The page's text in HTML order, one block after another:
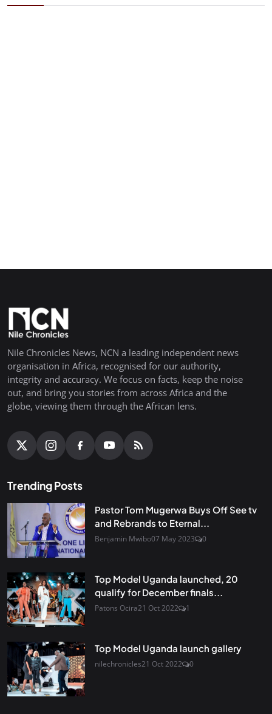
Nile Chronicles News, NCN a leading independent news
organisation in Africa, recognised for our authority,
integrity and accuracy. We focus on facts, keep the noise
out, and bring you stories from across Africa and the
globe, viewing them through the African lens.
Trending Posts
Pastor Tom Mugerwa Buys Off See tv
and Rebrands to Eternal...
Benjamin Mwibo07 May 2023 0
Top Model Uganda launched, 20
qualify for December finals...
Patons Ocira21 Oct 2022 1
Top Model Uganda launch gallery
nilechronicles21 Oct 2022 0